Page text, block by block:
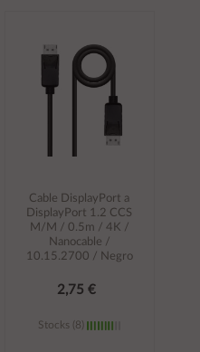
Cable DisplayPort a
DisplayPort 1.2 CCS
M/M / 0.5m / 4K /
Nanocable /
10.15.2700 / Negro
2,75 €
Stocks (8)